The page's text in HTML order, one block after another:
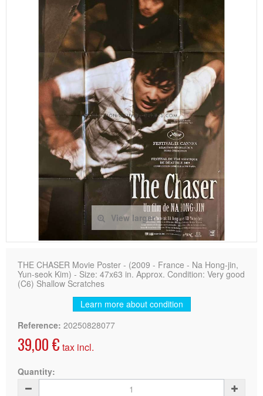
View larger
THE CHASER Movie Poster - (2009 - France - Na Hong-jin,
Yun‑seok Kim) - Size: 47x63 in. Approx. Condition: Very good
(C6) Shallow Scratches
Learn more about condition
Reference: 20250828077
39,00 € tax incl.
Quantity: